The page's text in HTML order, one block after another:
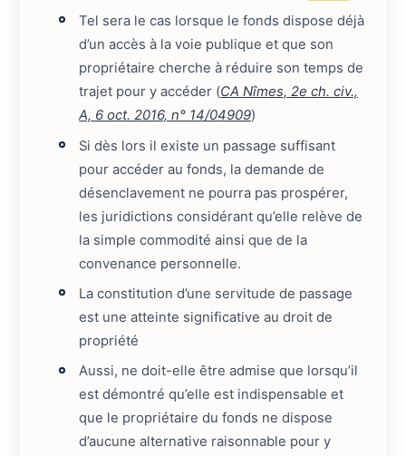
Tel sera le cas lorsque le fonds dispose déjà
d’un accès à la voie publique et que son
propriétaire cherche à réduire son temps de
trajet pour y accéder (CA Nîmes, 2e ch. civ.,
A, 6 oct. 2016, n° 14/04909)
Si dès lors il existe un passage suffisant
pour accéder au fonds, la demande de
désenclavement ne pourra pas prospérer,
les juridictions considérant qu’elle relève de
la simple commodité ainsi que de la
convenance personnelle.
La constitution d’une servitude de passage
est une atteinte significative au droit de
propriété
Aussi, ne doit-elle être admise que lorsqu’il
est démontré qu’elle est indispensable et
que le propriétaire du fonds ne dispose
d’aucune alternative raisonnable pour y